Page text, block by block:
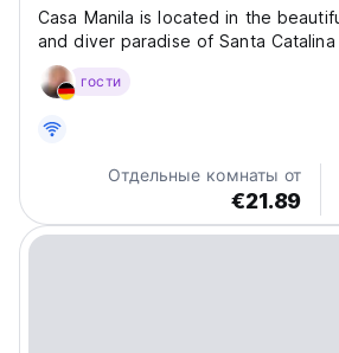
Casa Manila is located in the
and diver paradise of Santa
coast of Panama. All of our small
own terrace, offering breath-taking
гости
Отдельные комнаты от
€21.89